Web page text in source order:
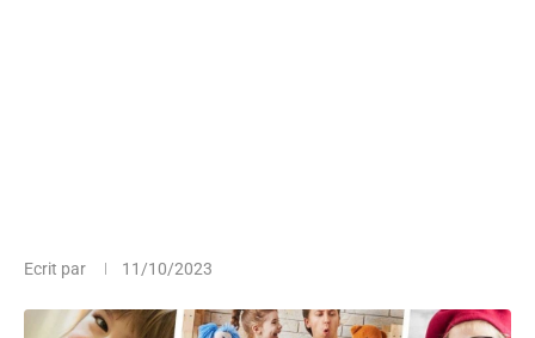
Ecrit par 11/10/2023